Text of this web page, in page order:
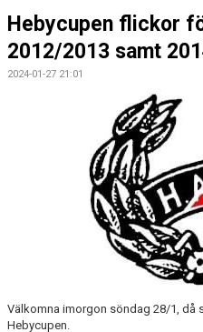
KALENDER
KLUBBKLÄDER
ÖVERSVÄMNINGEN
TEGELVALLEN 2.0
Hebycupen flickor
2012/2013 samt
2024-01-27 21:01
Välkomna imorgon söndag 28/1, då
Hebycupen.